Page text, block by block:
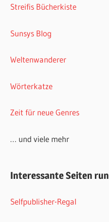
Streifis Bücherkiste
Sunsys Blog
Weltenwanderer
Wörterkatze
Zeit für neue Genres
… und viele mehr
Interessante Seiten
Selfpublisher-Regal